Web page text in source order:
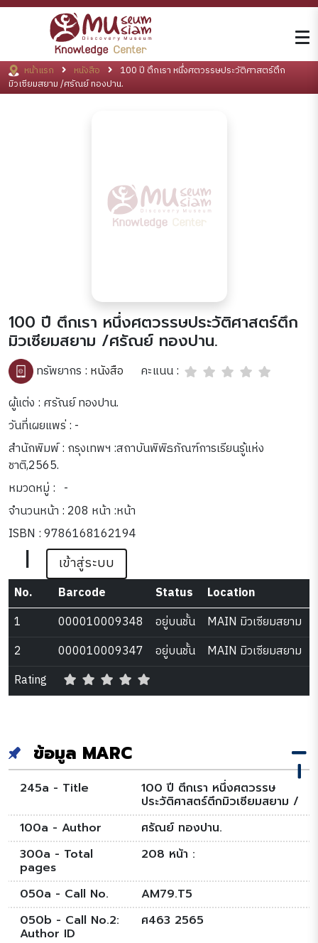
หน้าแรก หนังสือ
100 ปี ตึกเรา หนึ่งศตวรรษประวัติศาสตร์ตึก
มิวเซียมสยาม /ศรัณย์ ทองปาน.
100 ปี ตึกเรา หนึ่งศตวรรษประวัติศาสตร์ตึก
มิวเซียมสยาม /ศรัณย์ ทองปาน.
ทรัพยากร : หนังสือ
คะแนน :
ผู้แต่ง : ศรัณย์ ทองปาน.
วันที่เผยแพร่ : -
สำนักพิมพ์ : กรุงเทพฯ :สถาบันพิพิธภัณฑ์การเรียนรู้แห่ง
ชาติ,2565.
หมวดหมู่ : -
จำนวนหน้า : 208 หน้า :หน้า
ISBN : 9786168162194
| เข้าสู่ระบบ
No. Barcode Status
Location
1
000010009348 อยู่บนชั้น
MAIN มิวเซียมสยาม
2
000010009347 อยู่บนชั้น
MAIN มิวเซียมสยาม
Rating
ข้อมูล MARC
245a - Title 100 ปี ตึกเรา หนึ่งศตวรรษ
ประวัติศาสตร์ตึกมิวเซียมสยาม /
100a - Author
ศรัณย์ ทองปาน.
300a - Total
pages
208 หน้า :
050a - Call No.
AM79.T5
050b - Call No.2:
Author ID
ศ463 2565